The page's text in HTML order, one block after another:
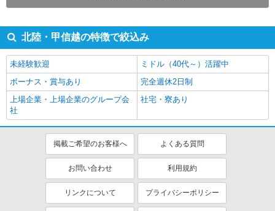
北陸・甲信越の特徴で絞込み
未経験歓迎
ミドル（40代～）活躍中
ボーナス・賞与あり
完全週休2日制
上場企業・上場企業のグループ会
社
社宅・寮あり
掲載ご希望のお客様へ よくある質問
お問い合わせ 利用規約
リンクについて プライバシーポリシー